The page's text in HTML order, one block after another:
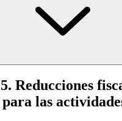
Reducciones
para las